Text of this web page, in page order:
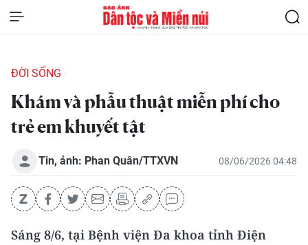
ĐỜI SỐNG
Khám và phẫu thuật miễn phí cho
trẻ em khuyết tật
Tin, ảnh: Phan Quân/TTXVN 08/06/2026 04:48
Sáng 8/6, tại Bệnh viện Đa khoa tỉnh Điện